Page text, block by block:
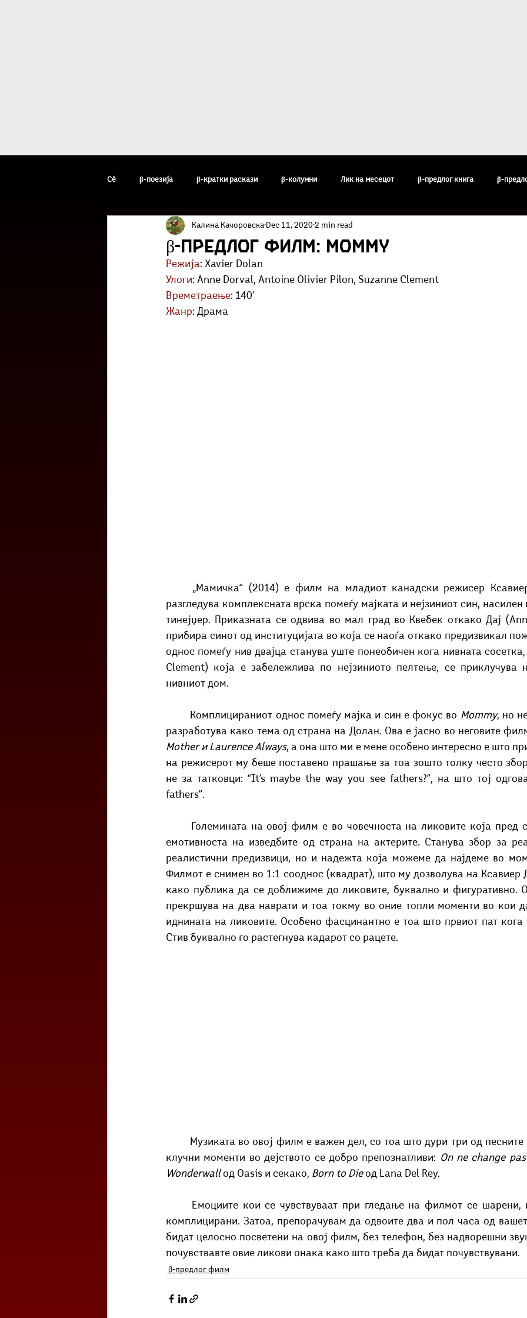
Сè β-поезија β-кратки раскази β-колумни Лик на месецот β-предлог книга β-
β-уметник на неделата β-фактопедија Бисери
Културоглед Мелемузика Добри гости Скопски поетски фестивал
β-предлог филм: MOMMY
Калина Качоровска Dec 11, 2020 2 min read
Режија: Xavier Dolan
Улоги: Anne Dorval, Antoine Olivier Pilon, Suzanne Clement
Времетраење: 140’
Жанр: Драма
разгледува комплексната врска помеѓу мајката и нејзиниот син, насилен
тинејџер. Приказната се одвива во мал град во Квебек откако Дај
прибира синот од институцијата во која се наоѓа откако предизвикал
однос помеѓу нив двајца станува уште понеобичен кога нивната
Clement) која е забележлива по нејзиниото пелтење, се приклучува
нивниот дом.
	Комплицираниот однос помеѓу мајка и син е фокус во
Mommy, но
разработува како тема од страна на Долан. Ова е јасно во неговите
Mother и Laurence Always, а она што ми е мене особено интересно е што
на режисерот му беше поставено прашање за тоа зошто толку често
не за татковци: “It’s maybe the way you see fathers?”, на што тој
fathers”.
емотивноста на изведбите од страна на актерите. Станува збор за
реалистични предизвици, но и надежта која можеме да најдеме во
Филмот е снимен во 1:1 сооднос (квадрат), што му дозволува на Ксавиер
како публика да се доближиме до ликовите, буквално и фигуративно.
прекршува на два наврати и тоа токму во оние топли моменти во кои
иднината на ликовите. Особено фасцинантно е тоа што првиот пат кога
Стив буквално го растегнува кадарот со рацете.
клучни моменти во дејството се добро препознатливи: On ne change pas
Wonderwall од Oasis и секако, Born to Die од Lana Del Rey.
комплицирани. Затоа, препорачувам да одвоите два и пол часа од
бидат целосно посветени на овој филм, без телефон, без надворешни
почувствавте овие ликови онака како што треба да бидат почувствувани.
β-предлог филм